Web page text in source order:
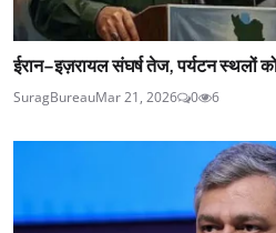
ईरान–इज़रायल संघर्ष तेज, पर्यटन स्थलों
SuragBureauMar 21, 2026 0 6